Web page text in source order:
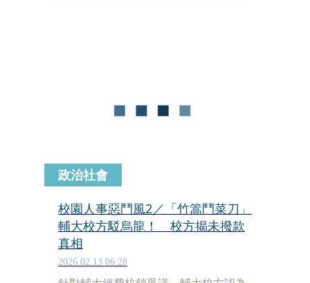
政治社會
校園人事惡鬥風2／「竹篙鬥菜刀」
輔大校方駁烏龍！ 校方揭未撥款
真相
2026.02.13 06:28